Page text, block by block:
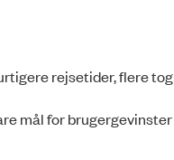
rejsetider, flere
mål for brugergevinster